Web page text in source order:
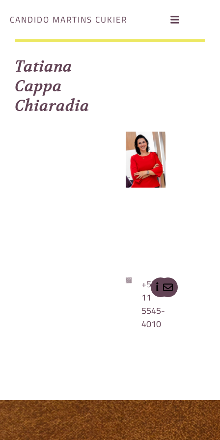
CANDIDO MARTINS CUKIER
Tatiana
Cappa
Chiaradia
+55
11
5545-
4010